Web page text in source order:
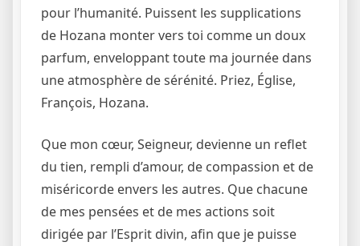
pour l’humanité. Puissent les supplications
de Hozana monter vers toi comme un doux
parfum, enveloppant toute ma journée dans
une atmosphère de sérénité. Priez, Église,
François, Hozana.
Que mon cœur, Seigneur, devienne un reflet
du tien, rempli d’amour, de compassion et de
miséricorde envers les autres. Que chacune
de mes pensées et de mes actions soit
dirigée par l’Esprit divin, afin que je puisse